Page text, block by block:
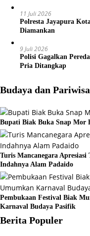
11 Juli 2026
Polresta Jayapura
Diamankan
9 Juli 2026
Polisi Gagalkan
Pria Ditangkap
Budaya dan
Bupati Biak Buka Snap Mor
Turis Mancanegara
Indahnya Alam Padaido
Pembukaan Festival Biak
Karnaval Budaya Pasifik
Berita Populer